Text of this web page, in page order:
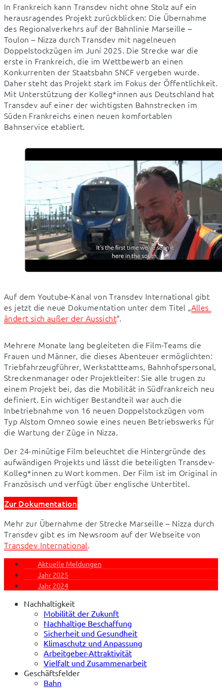
In Frankreich kann Transdev nicht ohne Stolz auf ein
herausragendes Projekt zurückblicken: Die Übernahme
des Regionalverkehrs auf der Bahnlinie Marseille –
Toulon – Nizza durch Transdev mit nagelneuen
Doppelstockzügen im Juni 2025. Die Strecke war die
erste in Frankreich, die im Wettbewerb an einen
Konkurrenten der Staatsbahn SNCF vergeben wurde.
Daher steht das Projekt stark im Fokus der Öffentlichkeit.
Mit Unterstützung der Kolleg*innen aus Deutschland hat
Transdev auf einer der wichtigsten Bahnstrecken im
Süden Frankreichs einen neuen komfortablen
Bahnservice etabliert.
Auf dem Youtube-Kanal von Transdev International gibt
es jetzt die neue Dokumentation unter dem Titel „Alles
ändert sich außer der Aussicht“.
Mehrere Monate lang begleiteten die Film-Teams die
Frauen und Männer, die dieses Abenteuer ermöglichten:
Triebfahrzeugführer, Werkstattteams, Bahnhofspersonal,
Streckenmanager oder Projektleiter: Sie alle trugen zu
einem Projekt bei, das die Mobilität in Südfrankreich neu
definiert. Ein wichtiger Bestandteil war auch die
Inbetriebnahme von 16 neuen Doppelstockzügen vom
Typ Alstom Omneo sowie eines neuen Betriebswerks für
die Wartung der Züge in Nizza.
Der 24-minütige Film beleuchtet die Hintergründe des
aufwändigen Projekts und lässt die beteiligten Transdev-
Kolleg*innen zu Wort kommen. Der Film ist im Original in
Französisch und verfügt über englische Untertitel.
Zur Dokumentation
Mehr zur Übernahme der Strecke Marseille – Nizza durch
Transdev International.
Aktuelle Meldungen
Jahr 2025
Jahr 2024
Nachhaltigkeit
Mobilität der Zukunft
Nachhaltige Beschaffung
Sicherheit und Gesundheit
Klimaschutz und Anpassung
Arbeitgeber-Attraktivität
Vielfalt und Zusammenarbeit
Geschäftsfelder
Bahn